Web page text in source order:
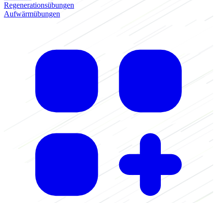
Regenerationsübungen
Aufwärmübungen